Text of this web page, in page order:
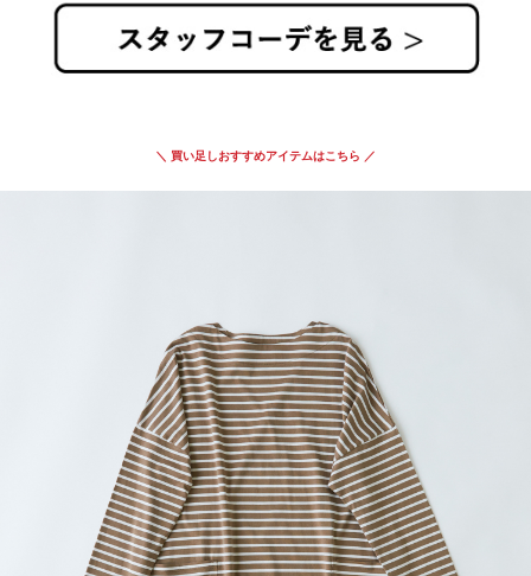
＼ 買い足しおすすめアイテムはこちら ／